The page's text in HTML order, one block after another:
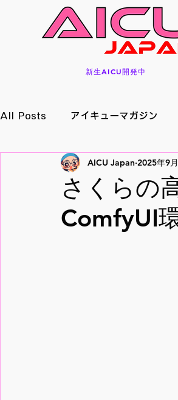
新生AICU開発中
All Posts アイキューマガジン
イベント情報 アプリ/サービ
メイキング 月刊好アクセス
さくらの
ComfyUI
AICU Japan 2025年9